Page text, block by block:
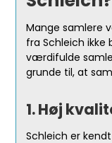
Mange samlere
fra Schleich ikke
værdifulde
grunde til, at
1. Høj
Schleich er